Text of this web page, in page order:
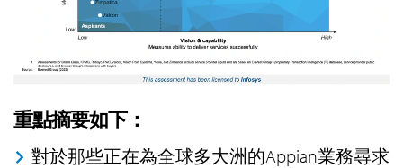
重點摘要如下：
對於那些正在為全球多大洲的Appian業務尋求